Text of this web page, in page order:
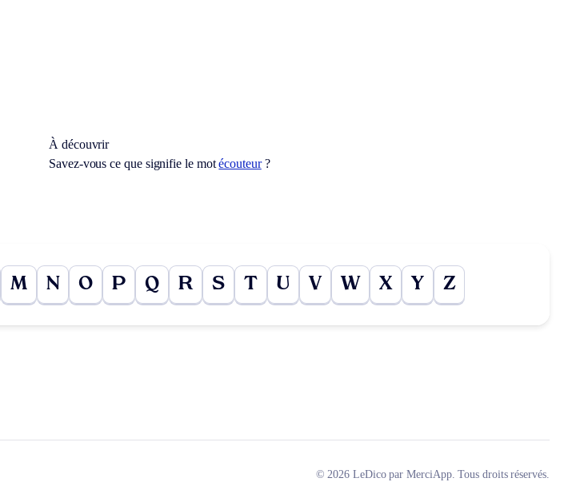
À découvrir
Savez-vous ce que signifie le motécouteur?
M N O P Q R S T U V W X Y Z
© 2026 LeDico par MerciApp. Tous droits réservés.